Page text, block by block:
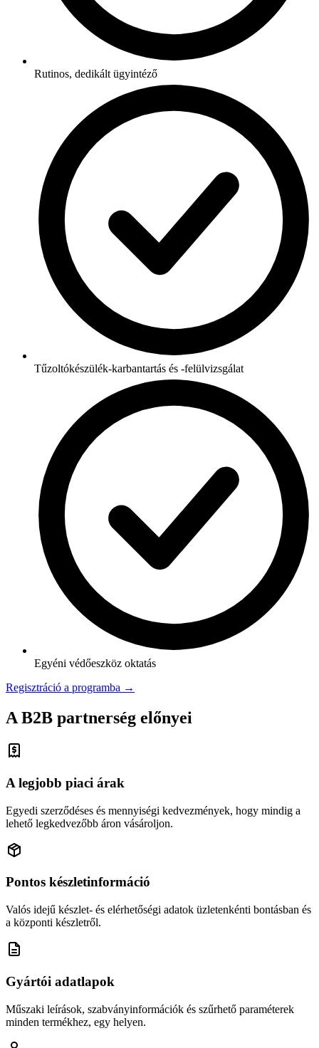
Rutinos, dedikált ügyintéző
Tűzoltókészülék-karbantartás és -felülvizsgálat
Egyéni védőeszköz oktatás
Regisztráció a programba →
A B2B partnerség előnyei
A legjobb piaci árak
Egyedi szerződéses és mennyiségi kedvezmények, hogy mindig a
lehető legkedvezőbb áron vásároljon.
Pontos készletinformáció
Valós idejű készlet- és elérhetőségi adatok üzletenkénti bontásban és
a központi készletről.
Gyártói adatlapok
Műszaki leírások, szabványinformációk és szűrhető paraméterek
minden termékhez, egy helyen.